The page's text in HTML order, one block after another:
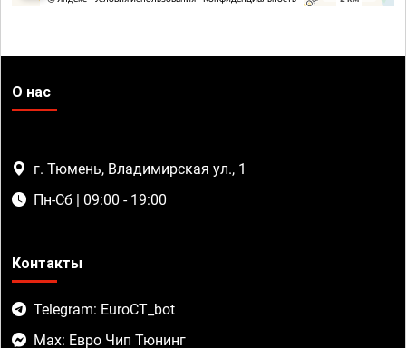
О нас
г. Тюмень, Владимирская ул., 1
Пн-Сб | 09:00 - 19:00
Контакты
Telegram: EuroCT_bot
Max: Евро Чип Тюнинг